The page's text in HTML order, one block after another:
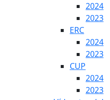
2024
2023
ERC
2024
2023
CUP
2024
2023